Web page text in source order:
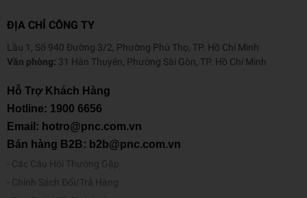
ĐỊA CHỈ CÔNG TY
Lầu 1, Số 940 Đường 3/2, Phường Phú Thọ, TP. Hồ Chí Minh
Văn phòng: 31 Hàn Thuyên, Phường Sài Gòn, TP. Hồ Chí Minh
Hỗ Trợ Khách Hàng
Hotline: 1900 6656
Email: hotro@pnc.com.vn
Bán hàng B2B: b2b@pnc.com.vn
Các Câu Hỏi Thường Gặp
Chính Sách Đổi/Trả Hàng